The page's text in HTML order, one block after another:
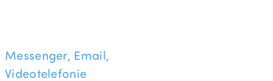
Messenger, Email,
Videotelefonie